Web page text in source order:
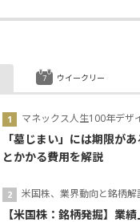
マネックス人生100年デザ
「墓じまい」には期限が
とかかる費用を解説
米国株、業界動向と銘柄解
【米国株：銘柄発掘】業
ウイークリー